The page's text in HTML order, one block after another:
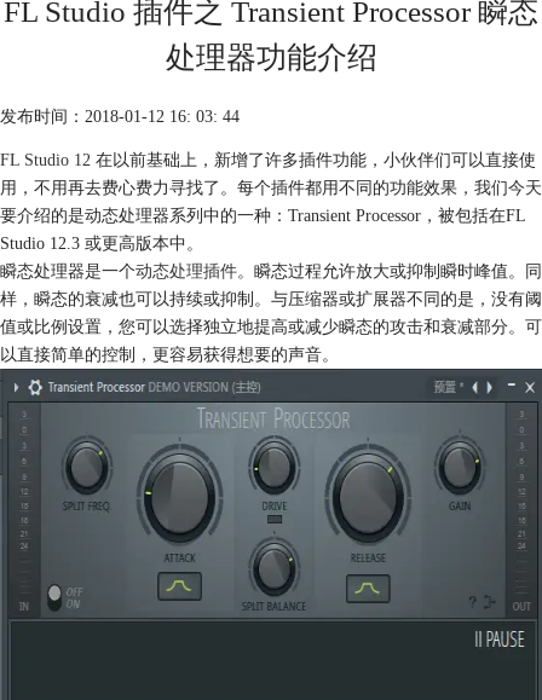
FL Studio 插件之 Transient Processor 瞬态
处理器功能介绍
发布时间：2018-01-12 16: 03: 44
FL Studio 12 在以前基础上，新增了许多插件功能，小伙伴们可以直接使
用，不用再去费心费力寻找了。每个插件都用不同的功能效果，我们今天
要介绍的是动态处理器系列中的一种：Transient Processor，被包括在FL
Studio 12.3 或更高版本中。
瞬态处理器是一个动态处理插件。瞬态过程允许放大或抑制瞬时峰值。同
样，瞬态的衰减也可以持续或抑制。与压缩器或扩展器不同的是，没有阈
值或比例设置，您可以选择独立地提高或减少瞬态的攻击和衰减部分。可
以直接简单的控制，更容易获得想要的声音。